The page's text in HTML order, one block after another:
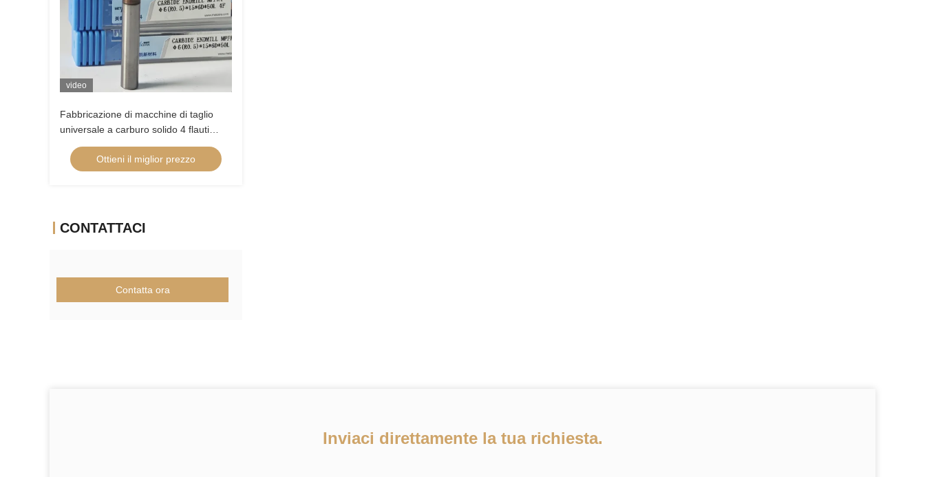
video
Fabbricazione di macchine di taglio
universale a carburo solido 4 flauti
Fabbricazione a naso rotondo 6 mm
Φ6 R0.5 X15x6Dx50 mm Per pezzi di
acciaio pre-induriti
Ottieni il miglior prezzo
CONTATTACI
Contatta ora
Inviaci direttamente la tua richiesta.